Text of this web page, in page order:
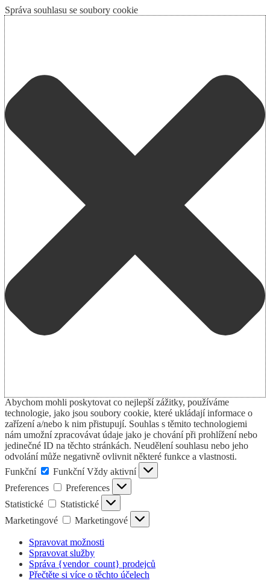
Správa souhlasu se soubory cookie
Abychom mohli poskytovat co nejlepší zážitky, používáme
technologie, jako jsou soubory cookie, které ukládají informace o
zařízení a/nebo k nim přistupují. Souhlas s těmito technologiemi
nám umožní zpracovávat údaje jako je chování při prohlížení nebo
jedinečné ID na těchto stránkách. Neudělení souhlasu nebo jeho
odvolání může negativně ovlivnit některé funkce a vlastnosti.
Funkční
Funkční Vždy aktivní
Preferences
Preferences
Statistické
Statistické
Marketingové
Marketingové
Spravovat možnosti
Spravovat služby
Správa {vendor_count} prodejců
Přečtěte si více o těchto účelech